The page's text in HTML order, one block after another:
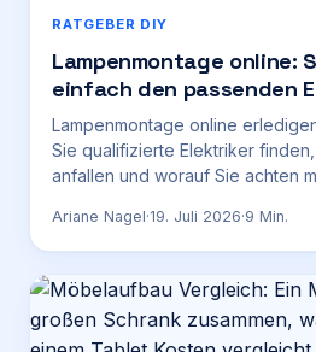
RATGEBER DIY
Lampenmontage online:
einfach den passenden
Lampenmontage online
Sie qualifizierte Elektriker
anfallen und worauf Sie achten
Ariane Nagel·19. Juli 2026·9 Min.